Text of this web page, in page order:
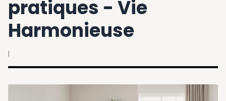
pratiques - Vie
Harmonieuse
|